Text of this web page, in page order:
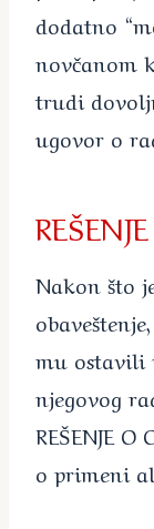
dodatno
novčanom
trudi
ugovor o
Nakon što
mu ostavili
njegovog
REŠENJE
o primeni